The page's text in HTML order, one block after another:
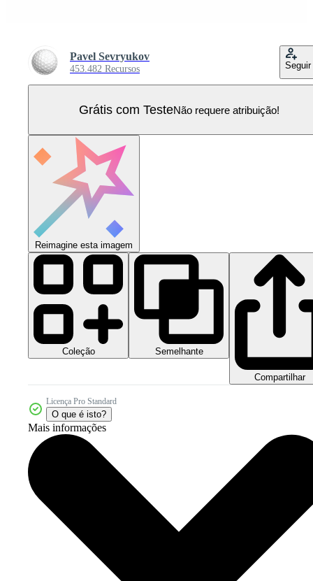
Pavel Sevryukov
453.482 Recursos Seguir
Grátis com TesteNão requere atribuição!
Reimagine esta imagem
Coleção Semelhante
Compartilhar
Licença Pro Standard
O que é isto?
Mais informações